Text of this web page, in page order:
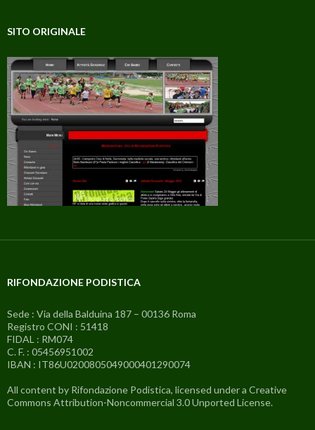
SITO ORIGINALE
RIFONDAZIONE PODISTICA
Sede : Via della Balduina 187 – 00136 Roma
Registro CONI : 51418
FIDAL : RM074
C. F. : 05456951002
IBAN : IT86U0200805049000401290074
All content by Rifondazione Podistica, licensed under a Creative
Commons Attribution-Noncommercial 3.0 Unported License.